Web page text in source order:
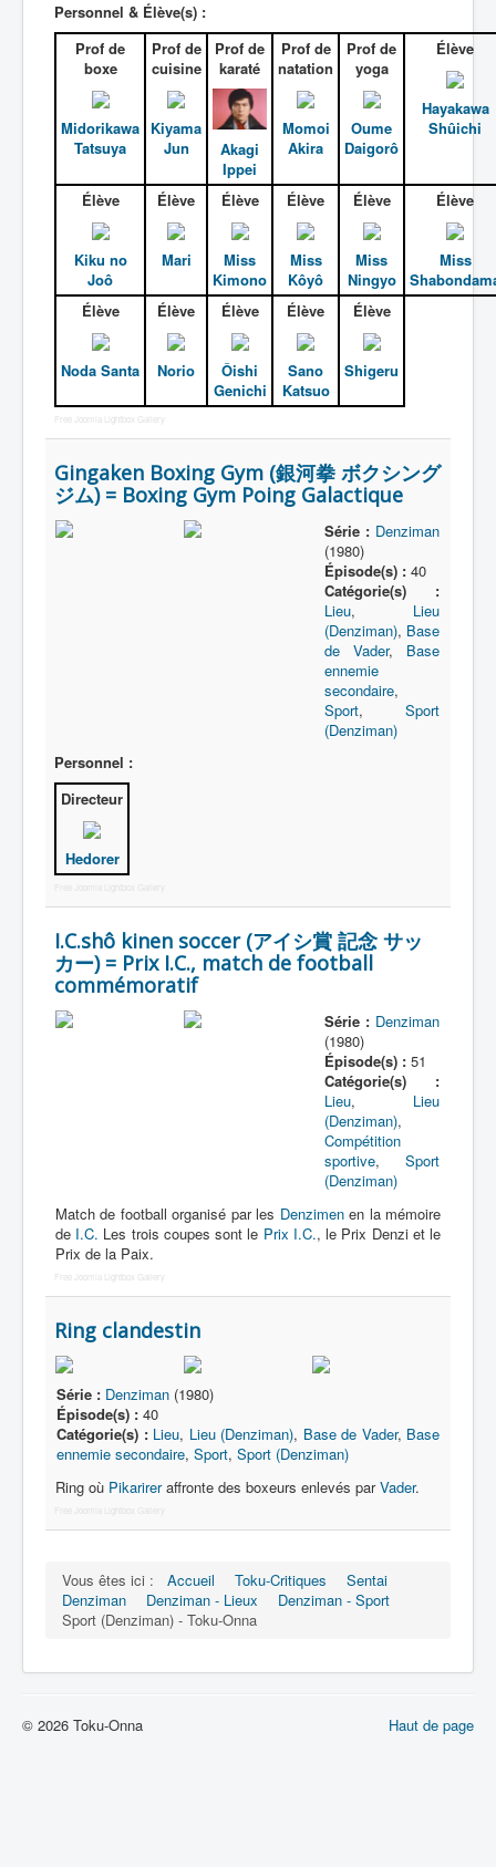
Beauté
Boutiques
Culture
Dimensions
Domiciles
Écoles
Émissions
Hôpitaux
Hôtels
Loisirs
Planètes
Police
Restauration
Science
Personnel & Élève(s) :
Prof de
boxe
Midorikawa
Tatsuya
Prof de
cuisine
Kiyama
Jun
Prof de
karaté
Akagi
Ippei
Prof de
natation
Momoi
Akira
Prof de
yoga
Oume
Daigorô
Élève
Hayakawa
Shûichi
Élève
Kiku no
Joô
Élève
Mari
Élève
Miss
Kimono
Élève
Miss
Kôyô
Élève
Miss
Ningyo
Élève
Miss
Élève
Noda Santa
Élève
Norio
Élève
Ôishi
Genichi
Élève
Sano
Katsuo
Élève
Shigeru
Free Joomla Lightbox Gallery
Gingaken Boxing Gym (銀河拳 ボクシング
ジム) = Boxing Gym Poing Galactique
Série : Denziman
(1980)
Épisode(s) :40
Catégorie(s) :
Lieu, Lieu
(Denziman), Base
de Vader, Base
ennemie
secondaire,
Sport, Sport
(Denziman)
Personnel :
Directeur
Hedorer
I.C.shô kinen soccer (アイシ賞 記念 サッ
カー) = Prix I.C., match de football
commémoratif
Série : Denziman
(1980)
Épisode(s) :51
Catégorie(s) :
Lieu, Lieu
(Denziman),
Compétition
sportive, Sport
(Denziman)
Match de football organisé par les Denzimenen la mémoire
de I.C. Les trois coupes sont le Prix I.C., le Prix Denzi et le
Prix de la Paix.
Free Joomla Lightbox Gallery
Ring clandestin
Série : Denziman (1980)
Épisode(s) : 40
Catégorie(s) : Lieu, Lieu (Denziman), Base de Vader, Base
ennemie secondaire, Sport, Sport (Denziman)
Ring où Pikarireraffronte des boxeurs enlevés parVader.
Vous êtes ici : Accueil Toku-Critiques
Sentai
Denziman
Denziman - Lieux
Denziman - Sport
Sport (Denziman) - Toku-Onna
Haut de page
© 2026 Toku-Onna